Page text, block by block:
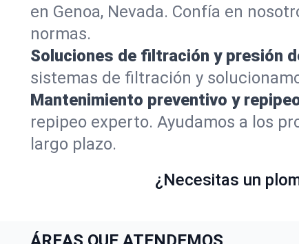
en Genoa, Nevada. Confía en
normas.
Soluciones de filtración y presión
sistemas de filtración y
Mantenimiento preventivo y
repipeo experto. Ayudamos a los
largo plazo.
¿Necesitas un